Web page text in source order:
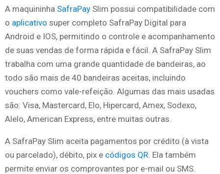
A maquininha SafraPay Slim possui compatibilidade com
o aplicativo super completo SafraPay Digital para
Android e IOS, permitindo o controle e acompanhamento
de suas vendas de forma rápida e fácil. A SafraPay Slim
trabalha com uma grande quantidade de bandeiras, ao
todo são mais de 40 bandeiras aceitas, incluindo
vouchers como vale-refeição. Algumas das mais usadas
são: Visa, Mastercard, Elo, Hipercard, Amex, Sodexo,
Alelo, American Express, entre muitas outras.
A SafraPay Slim aceita pagamentos por crédito (à vista
ou parcelado), débito, pix e códigos QR . Ela também
permite enviar os comprovantes por e-mail ou SMS.